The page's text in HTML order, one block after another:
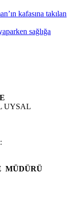
kafasına takılan
sağlığa
UYSAL
:
MÜDÜRÜ